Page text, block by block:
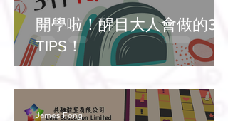
開學啦！醒目大人會做的3件
TIPS！
James Fong